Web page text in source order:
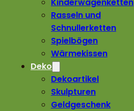
Rasseln und
Schnullerketten
Spielbögen
Wärmekissen
Deko
Dekoartikel
Skulpturen
Geldgeschenk